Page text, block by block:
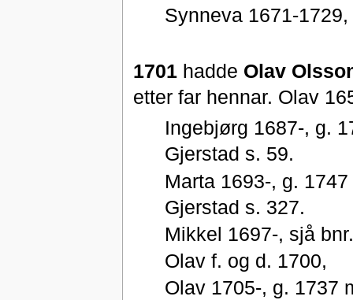
Synneva 1671-1729,
1701hadde Olav
etter far hennar. Olav
Ingebjørg 1687-, g.
Gjerstad s. 59.
Marta 1693-, g.
Gjerstad s. 327.
Mikkel 1697-, sjå
Olav f. og d. 1700,
Olav 1705-, g. 1737